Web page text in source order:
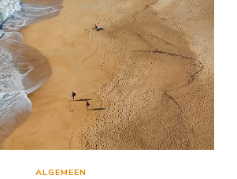
ALGEMEEN